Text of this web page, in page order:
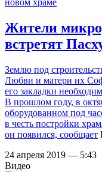
Жители
встретят
Землю под
Любви и матери их
его закладки
В прошлом году, в
оборудованном под
в честь постройки
он появился, сообщает
24 апреля 2019 — 5:43
Видео